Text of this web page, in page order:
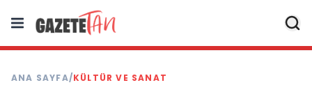
ANA SAYFA/KÜLTÜR VE SANAT